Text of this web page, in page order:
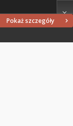
Pokaż szczegóły